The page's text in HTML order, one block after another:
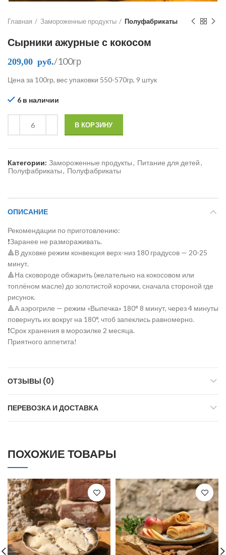
Главная Замороженные продукты Полуфабрикаты
Сырники ажурные с кокосом
209,00 руб. /100гр
Цена за 100гр, вес упаковки 550-570гр, 9 штук
6 в наличии
В КОРЗИНУ
Категории: Замороженные продукты, Питание для детей,
Полуфабрикаты, Полуфабрикаты
ОПИСАНИЕ
Рекомендации по приготовлению:
❗Заранее не размораживать.
🔺В духовке режим конвекция верх-низ 180 градусов — 20-25
минут.
🔺На сковороде обжарить (желательно на кокосовом или
топлëном масле) до золотистой корочки, сначала стороной где
рисунок.
🔺А аэрогриле — режим «Выпечка» 180° 8 минут, через 4 минуты
повернуть их вокруг на 180°, чтоб запеклись равномерно.
❗Срок хранения в морозилке 2 месяца.
Приятного аппетита!
ОТЗЫВЫ (0)
ПЕРЕВОЗКА И ДОСТАВКА
ПОХОЖИЕ ТОВАРЫ